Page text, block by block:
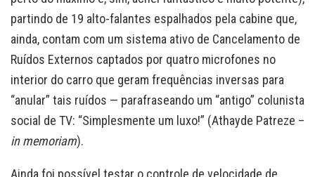
partindo de 19 alto-falantes espalhados pela cabine que,
ainda, contam com um sistema ativo de Cancelamento de
Ruídos Externos captados por quatro microfones no
interior do carro que geram frequências inversas para
“anular” tais ruídos — parafraseando um “antigo” colunista
social de TV: “Simplesmente um luxo!” (Athayde Patreze –
in memoriam).
Ainda foi possível testar o controle de velocidade de